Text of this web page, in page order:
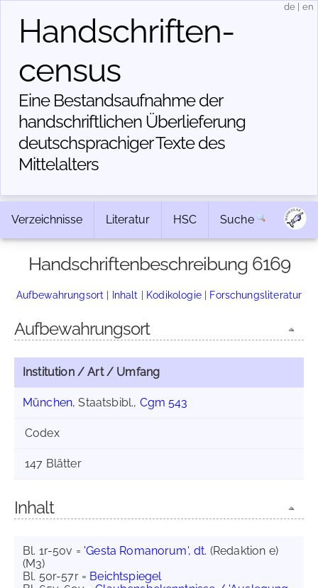
Handschriften­
census
Eine Bestandsaufnahme der
handschriftlichen Über­lieferung
deutschsprachiger Texte des
Mittelalters
de en
Verzeichnisse Literatur HSC Suche
Handschriftenbeschreibung 6169
Aufbewahrungsort | Inhalt | Kodikologie| Forschungsliteratur
Aufbewahrungsort
Institution / Art / Umfang
München, Staatsbibl., Cgm 543
Codex
147 Blätter
Inhalt
Bl. 1r-50v = 'Gesta Romanorum', dt. (Redaktion e)
(M3)
Bl. 50r-57r = Beichtspiegel